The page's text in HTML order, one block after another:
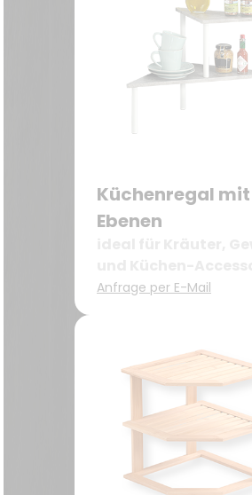
Küchenregal mit
Ebenen
Anfrage per E-Mail